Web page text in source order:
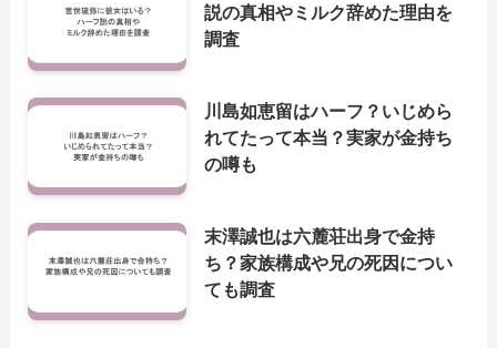
説の真相やミルク辞めた理由を
調査
川島如恵留はハーフ？いじめら
れてたって本当？実家が金持ち
の噂も
末澤誠也は六麓荘出身で金持
ち？家族構成や兄の死因につい
ても調査